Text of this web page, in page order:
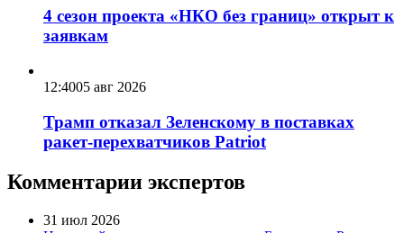
4 сезон проекта «НКО без границ» открыт к
заявкам
12:4005 авг 2026
Трамп отказал Зеленскому в поставках
ракет-перехватчиков Patriot
Комментарии экспертов
31 июл 2026